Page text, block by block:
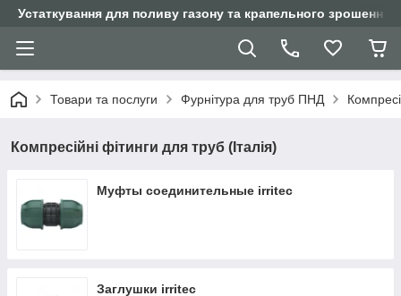
Устаткування для поливу газону та крапельного зрошення
Товари та послуги Фурнітура для труб ПНД
Компресійні фітинги для труб (Італія)
Муфты соединительные irritec
Заглушки irritec